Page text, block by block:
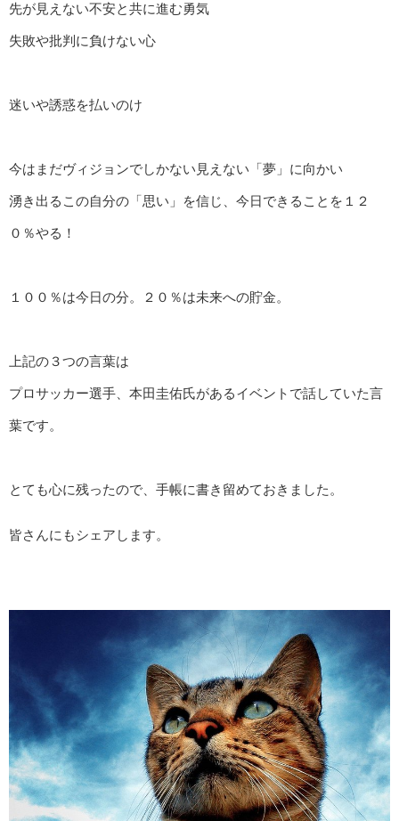
先が見えない不安と共に進む勇気
失敗や批判に負けない心
迷いや誘惑を払いのけ
今はまだヴィジョンでしかない見えない「夢」に向かい
湧き出るこの自分の「思い」を信じ、今日できることを１２
０％やる！
１００％は今日の分。２０％は未来への貯金。
上記の３つの言葉は
プロサッカー選手、本田圭佑氏があるイベントで話していた言
葉です。
とても心に残ったので、手帳に書き留めておきました。
皆さんにもシェアします。